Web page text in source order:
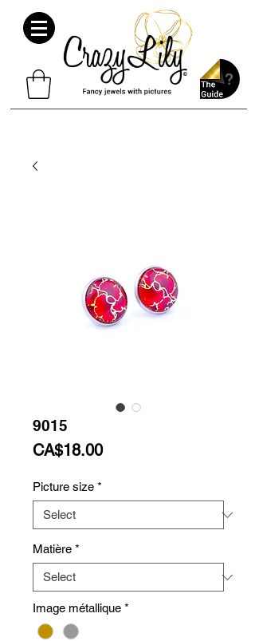
9015
CA$18.00Price
Picture size *
Matière *
Image métallique *